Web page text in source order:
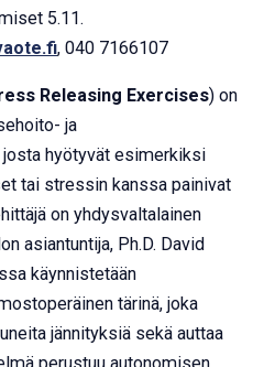
5.11.
, 040 7166107
Releasing Exercises) on
ja
hyötyvät esimerkiksi
tai stressin kanssa painivat
on yhdysvaltalainen
asiantuntija, Ph.D. David
käynnistetään
tärinä, joka
jännityksiä sekä auttaa
perustuu autonomisen